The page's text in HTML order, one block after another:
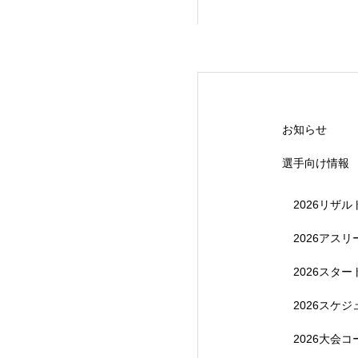
お知らせ
選手向け情報
2026リザル
2026アスリ
2026スター
2026スケジ
2026大会コ